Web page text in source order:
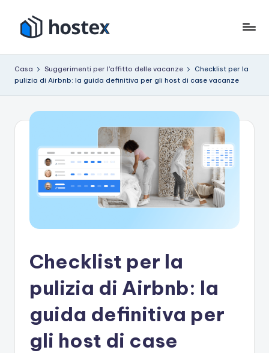
contenuto
s
p
tuo
modalità
automatico
artificiale
Casa Suggerimenti per l'affitto delle vacanze
Checklist per la
pulizia di Airbnb: la guida definitiva per gli host di case vacanze
Checklist per la
pulizia di Airbnb: la
guida definitiva per
gli host di case